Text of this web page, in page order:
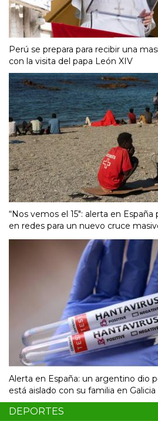
Perú se prepara para recibir una
con la visita del papa León XIV
“Nos vemos el 15″: alerta en
en redes para un nuevo cruce
Alerta en España: un argentino dio
está aislado con su familia en Galicia
DEPORTES